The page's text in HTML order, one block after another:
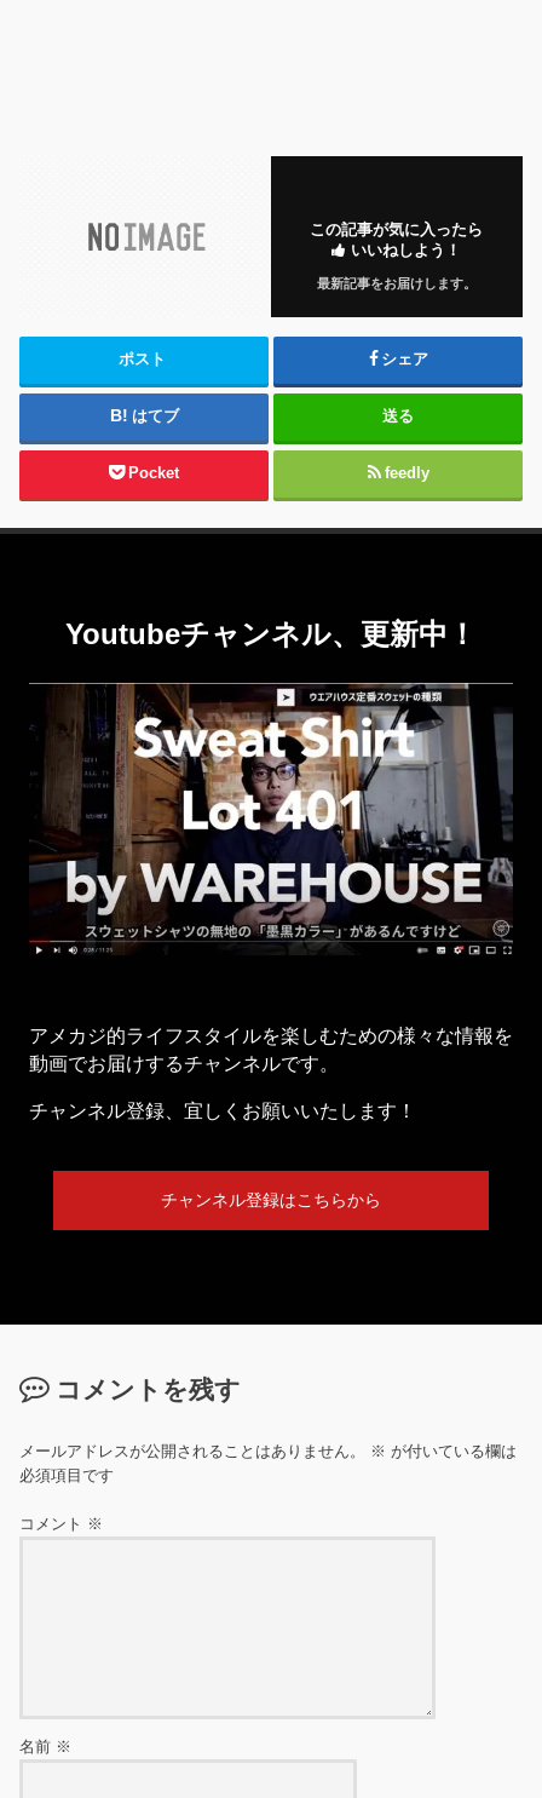
この記事が気に入ったら
いいねしよう！
最新記事をお届けします。
ポスト シェア
はてブ 送る
Pocket feedly
Youtubeチャンネル、更新中！
アメカジ的ライフスタイルを楽しむための様々な情報を
動画でお届けするチャンネルです。
チャンネル登録、宜しくお願いいたします！
チャンネル登録はこちらから
コメントを残す
メールアドレスが公開されることはありません。 ※ が付いている欄は
必須項目です
コメント ※
名前 ※